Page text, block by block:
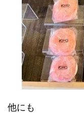
他にも